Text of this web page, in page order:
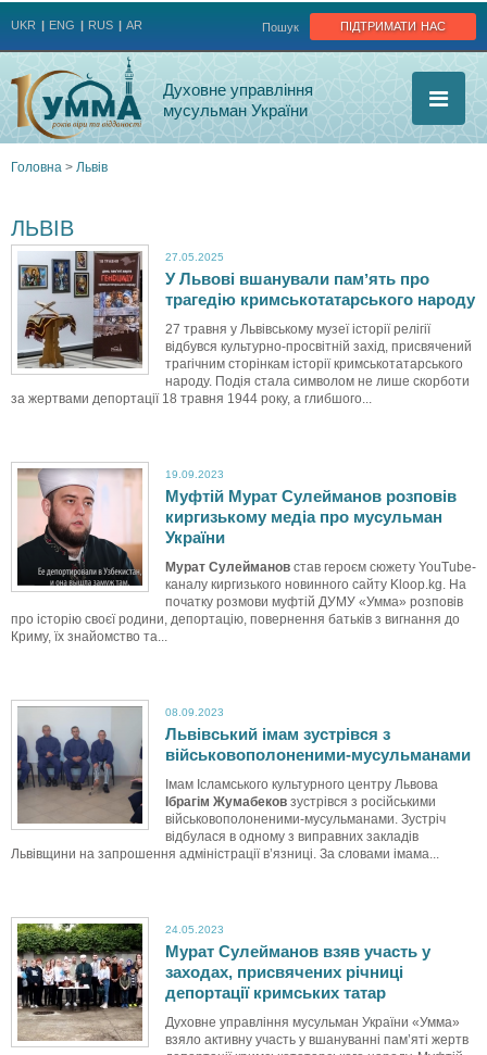
підтримати нас
Пошук
UKR ENG RUS AR
Духовне управління
мусульман України
є
тут
Головна > Львів
ЛЬВІВ
27.05.2025
У Львові вшанували памʼять про
трагедію кримськотатарського народу
27 травня у Львівському музеї історії релігії
відбувся культурно-просвітній захід, присвячений
трагічним сторінкам історії кримськотатарського
народу. Подія стала символом не лише скорботи
за жертвами депортації 18 травня 1944 року, а глибшого...
19.09.2023
Муфтій Мурат Сулейманов розповів
киргизькому медіа про мусульман
України
Мурат Сулейманов став героєм сюжету YouTube-
каналу киргизького новинного сайту Kloop.kg. На
початку розмови муфтій ДУМУ «Умма» розповів
про історію своєї родини, депортацію, повернення батьків з вигнання до
Криму, їх знайомство та...
08.09.2023
Львівський імам зустрівся з
військовополоненими-мусульманами
Імам Ісламського культурного центру Львова
Ібрагім Жумабеков зустрівся з російськими
військовополоненими-мусульманами. Зустріч
відбулася в одному з виправних закладів
Львівщини на запрошення адміністрації в’язниці. За словами імама...
24.05.2023
Мурат Сулейманов взяв участь у
заходах, присвячених річниці
депортації кримських татар
Духовне управління мусульман України «Умма»
взяло активну участь у вшануванні пам’яті жертв